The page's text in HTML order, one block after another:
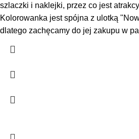
szlaczki i naklejki, przez co jest
Kolorowanka jest spójna z ulotką
dlatego zachęcamy do jej zakupu w